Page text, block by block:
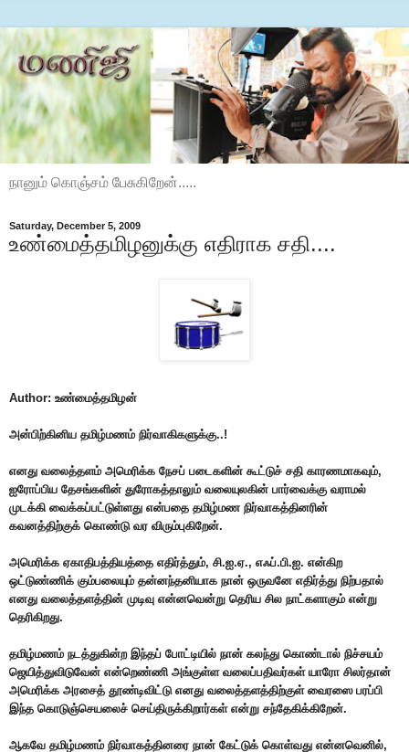
நானும் கொஞ்சம் பேசுகிறேன்.....
Saturday, December 5, 2009
உண்மைத்தமிழனுக்கு எதிராக சதி....
Author: உண்மைத்தமிழன்
அன்பிற்கினிய தமிழ்மணம் நிர்வாகிகளுக்கு..!
எனது வலைத்தளம் அமெரிக்க நேசப் படைகளின் கூட்டுச் சதி காரணமாகவும்,
ஐரோப்பிய தேசங்களின் துரோகத்தாலும் வலையுலகின் பார்வைக்கு வராமல்
முடக்கி வைக்கப்பட்டுள்ளது என்பதை தமிழ்மண நிர்வாகத்தினரின்
கவனத்திற்குக் கொண்டு வர விரும்புகிறேன்.
அமெரிக்க ஏகாதிபத்தியத்தை எதிர்த்தும், சி.ஐ.ஏ., எஃப்.பி.ஐ. என்கிற
ஒட்டுண்ணிக் கும்பலையும் தன்னந்தனியாக நான் ஒருவனே எதிர்த்து நிற்பதால்
எனது வலைத்தளத்தின் முடிவு என்னவென்று தெரிய சில நாட்களாகும் என்று
தெரிகிறது.
தமிழ்மணம் நடத்துகின்ற இந்தப் போட்டியில் நான் கலந்து கொண்டால் நிச்சயம்
ஜெயித்துவிடுவேன் என்றெண்ணி அங்குள்ள வலைப்பதிவர்கள் யாரோ சிலர்தான்
அமெரிக்க அரசைத் தூண்டிவிட்டு எனது வலைத்தளத்திற்குள் வைரஸை பரப்பி
இந்த கொடுஞ்செயலைச் செய்திருக்கிறார்கள் என்று சந்தேகிக்கிறேன்.
ஆகவே தமிழ்மணம் நிர்வாகத்தினரை நான் கேட்டுக் கொள்வது என்னவெனில்,